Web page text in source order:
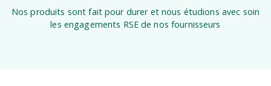
Nos produits sont fait pour durer et nous étudions avec soin
les engagements RSE de nos fournisseurs